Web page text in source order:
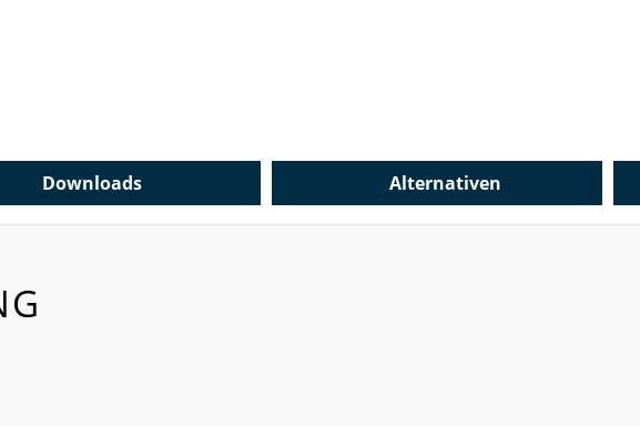
Downloads Alternativen